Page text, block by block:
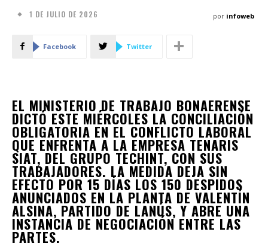
1 DE JULIO DE 2026 por infoweb
Facebook Twitter
EL MINISTERIO DE TRABAJO BONAERENSE
DICTÓ ESTE MIÉRCOLES LA CONCILIACIÓN
OBLIGATORIA EN EL CONFLICTO LABORAL
QUE ENFRENTA A LA EMPRESA TENARIS
SIAT, DEL GRUPO TECHINT, CON SUS
TRABAJADORES. LA MEDIDA DEJA SIN
EFECTO POR 15 DÍAS LOS 150 DESPIDOS
ANUNCIADOS EN LA PLANTA DE VALENTÍN
ALSINA, PARTIDO DE LANÚS, Y ABRE UNA
INSTANCIA DE NEGOCIACIÓN ENTRE LAS
PARTES.